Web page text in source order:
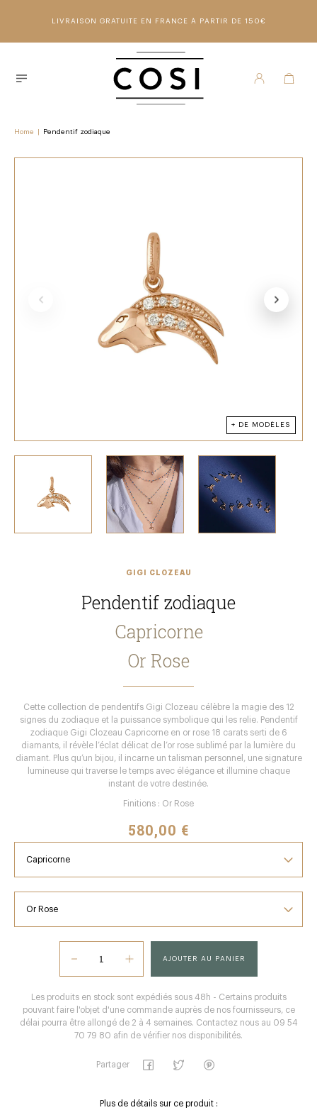
LIVRAISON GRATUITE EN FRANCE À PARTIR DE 150€
Home Pendentif zodiaque
+ DE MODÈLES
GIGI CLOZEAU
Pendentif zodiaque
Capricorne
Or Rose
Cette collection de pendentifs Gigi Clozeau célèbre la magie des 12
signes du zodiaque et la puissance symbolique qui les relie. Pendentif
zodiaque Gigi Clozeau Capricorne en or rose 18 carats serti de 6
diamants, il révèle l’éclat délicat de l’or rose sublimé par la lumière du
diamant. Plus qu’un bijou, il incarne un talisman personnel, une signature
lumineuse qui traverse le temps avec élégance et illumine chaque
instant de votre destinée.
Finitions : Or Rose
580,00 €
AJOUTER AU PANIER
Les produits en stock sont expédiés sous 48h - Certains produits
pouvant faire l'objet d'une commande auprès de nos fournisseurs, ce
délai pourra être allongé de 2 à 4 semaines. Contactez nous au 09 54
70 79 80 afin de vérifier nos disponibilités.
Partager
Plus de détails sur ce produit :